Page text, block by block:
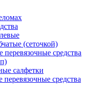
(сеточкой)
средства
салфетки
перевязочные средства